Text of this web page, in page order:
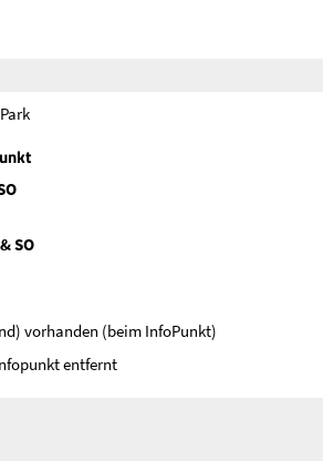
SO
vorhanden (beim InfoPunkt)
entfernt